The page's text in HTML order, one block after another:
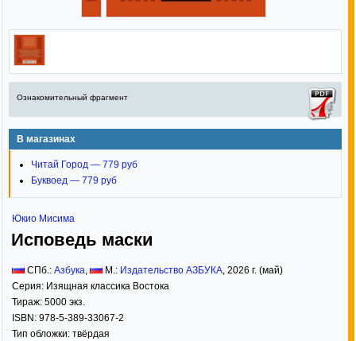
Ознакомительный фрагмент
В магазинах
Читай Город — 779 руб
Буквоед — 779 руб
Юкио Мисима
Исповедь маски
СПб.: Азбука, М.: Издательство АЗБУКА, 2026 г. (май)
Серия: Изящная классика Востока
Тираж: 5000 экз.
ISBN: 978-5-389-33067-2
Тип обложки: твёрдая